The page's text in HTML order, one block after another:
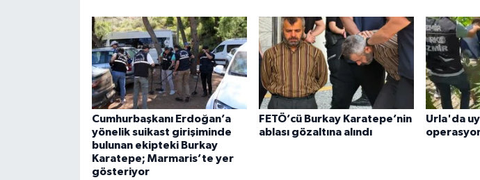
Cumhurbaşkanı Erdoğan’a
yönelik suikast girişiminde
bulunan ekipteki Burkay
Karatepe; Marmaris’te yer
gösteriyor
FETÖ’cü Burkay Karatepe’nin
ablası gözaltına alındı
Urla'da